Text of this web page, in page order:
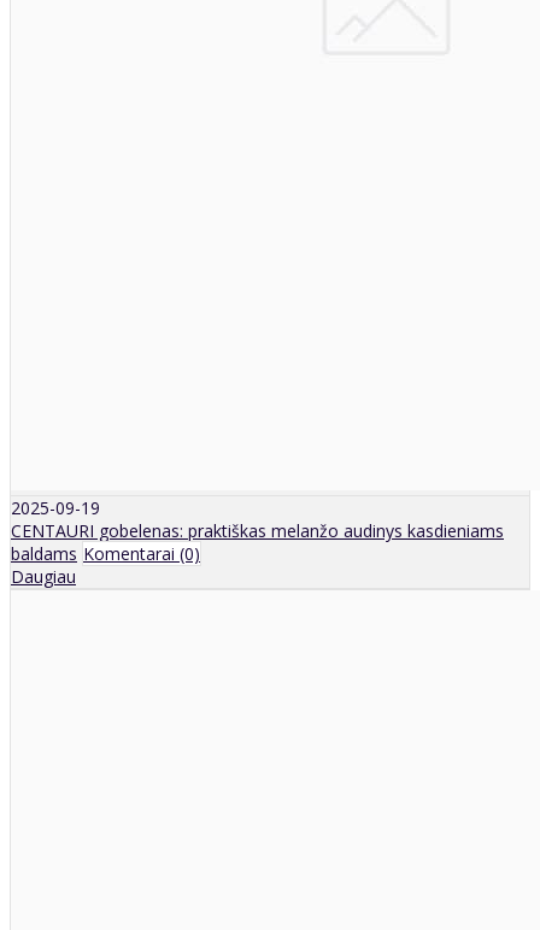
2025-09-19
CENTAURI gobelenas: praktiškas melanžo audinys kasdieniams
baldams Komentarai (0)
Daugiau